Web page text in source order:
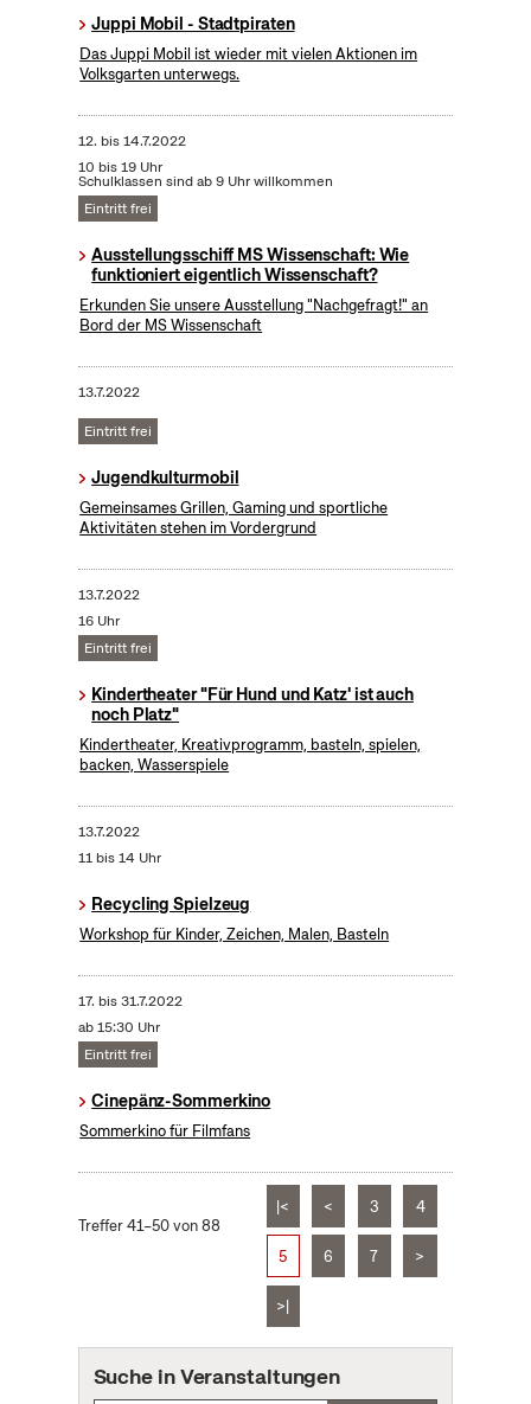
Juppi Mobil - Stadtpiraten
Das Juppi Mobil ist wieder mit vielen Aktionen im
Volksgarten unterwegs.
12. bis14.7.2022
10 bis 19 Uhr
Schulklassen sind ab 9 Uhr willkommen
Eintritt frei
Ausstellungsschiff MS Wissenschaft: Wie
funktioniert eigentlich Wissenschaft?
Erkunden Sie unsere Ausstellung "Nachgefragt!" an
Bord der MS Wissenschaft
13.7.2022
Eintritt frei
Jugendkulturmobil
Gemeinsames Grillen, Gaming und sportliche
Aktivitäten stehen im Vordergrund
13.7.2022
16 Uhr
Eintritt frei
Kindertheater "Für Hund und Katz' ist auch
noch Platz"
Kindertheater, Kreativprogramm, basteln, spielen,
backen, Wasserspiele
13.7.2022
11 bis 14 Uhr
Recycling Spielzeug
Workshop für Kinder, Zeichen, Malen, Basteln
17. bis31.7.2022
ab 15:30 Uhr
Eintritt frei
Cinepänz-Sommerkino
Sommerkino für Filmfans
Treffer 41–50 von 88
|< < 3 4
5 6 7 >
>|
Suche in Veranstaltungen